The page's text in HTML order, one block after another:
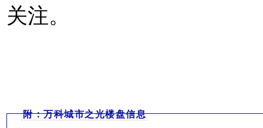
关注。
附：万科城市之光楼盘信息